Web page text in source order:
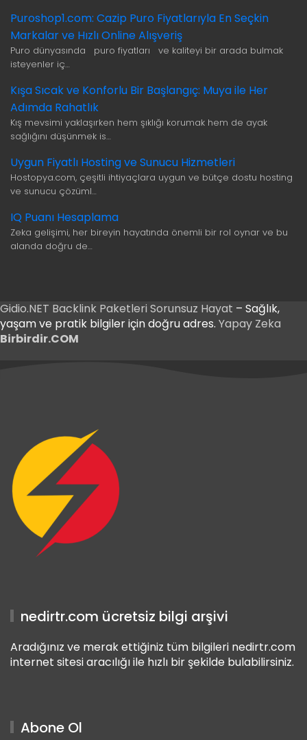
Puroshop1.com: Cazip Puro Fiyatlarıyla En Seçkin
Markalar ve Hızlı Online Alışveriş
Puro dünyasında puro fiyatları ve kaliteyi bir arada bulmak
isteyenler iç…
Kışa Sıcak ve Konforlu Bir Başlangıç: Muya ile Her
Adımda Rahatlık
Kış mevsimi yaklaşırken hem şıklığı korumak hem de ayak
sağlığını düşünmek is…
Uygun Fiyatlı Hosting ve Sunucu Hizmetleri
Hostopya.com, çeşitli ihtiyaçlara uygun ve bütçe dostu hosting
ve sunucu çözüml…
IQ Puanı Hesaplama
Zeka gelişimi, her bireyin hayatında önemli bir rol oynar ve bu
alanda doğru de…
Gidio.NET Backlink Paketleri Sorunsuz Hayat – Sağlık,
yaşam ve pratik bilgiler için doğru adres. Yapay Zeka
Birbirdir.COM
nedirtr.com ücretsiz bilgi arşivi
Aradığınız ve merak ettiğiniz tüm bilgileri nedirtr.com
internet sitesi aracılığı ile hızlı bir şekilde bulabilirsiniz.
Abone Ol